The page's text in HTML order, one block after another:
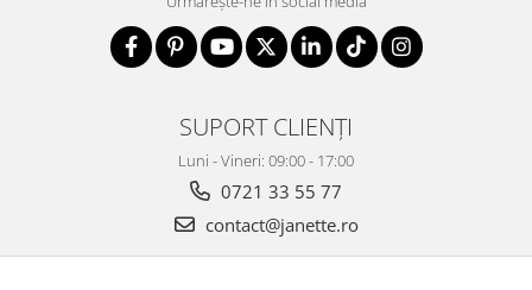
SUPORT CLIENȚI
Luni - Vineri: 09:00 - 17:00
0721 33 55 77
contact@janette.ro